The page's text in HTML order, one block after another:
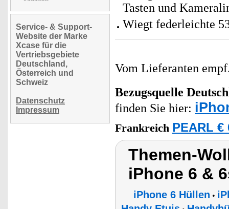
Service- & Support-
Website der Marke
Xcase für die
Vertriebsgebiete
Deutschland,
Österreich und
Schweiz
Datenschutz
Impressum
Tasten und
Wiegt federleichte
Vom Lieferanten
Bezugsquelle
finden Sie hier:
Frankreich PEARL €
Themen-
iPhone 6 &
iPhone 6 Hüllen •